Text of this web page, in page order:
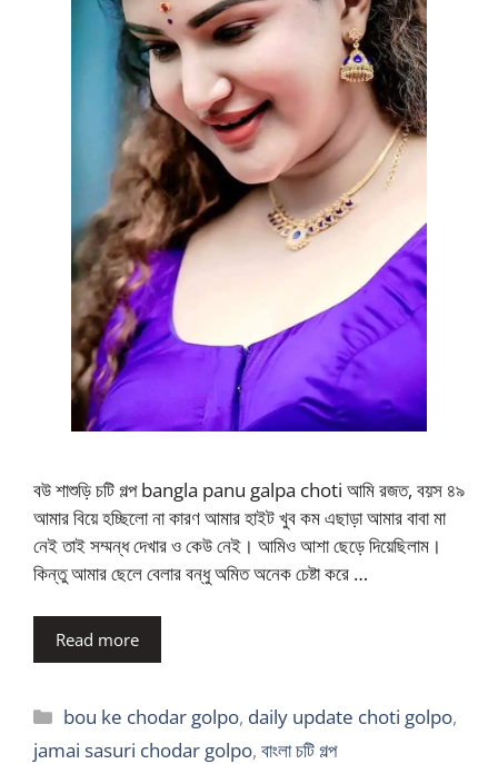
বউ শাশুড়ি চটি গল্প bangla panu galpa choti আমি রজত, বয়স ৪৯
আমার বিয়ে হচ্ছিলো না কারণ আমার হাইট খুব কম এছাড়া আমার বাবা মা
নেই তাই সম্মন্ধ দেখার ও কেউ নেই। আমিও আশা ছেড়ে দিয়েছিলাম।
কিন্তু আমার ছেলে বেলার বন্ধু অমিত অনেক চেষ্টা করে …
Read more
Categories
bou ke chodar golpo, daily update choti golpo,
jamai sasuri chodar golpo, বাংলা চটি গল্প